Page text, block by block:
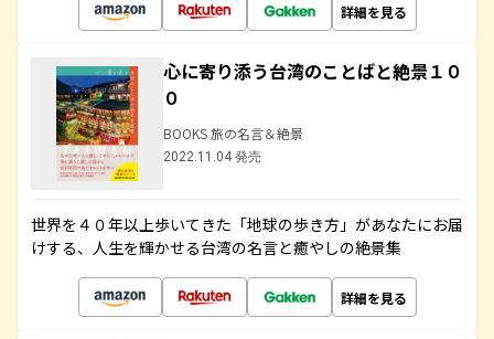
詳細を見る
心に寄り添う台湾のことばと絶景１０
０
BOOKS 旅の名言＆絶景
2022.11.04 発売
世界を４０年以上歩いてきた「地球の歩き方」があなたにお届
けする、人生を輝かせる台湾の名言と癒やしの絶景集
詳細を見る